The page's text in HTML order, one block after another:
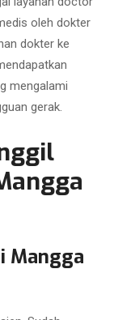
oleh dokter
dokter ke
mengalami
gerak.
Mangga